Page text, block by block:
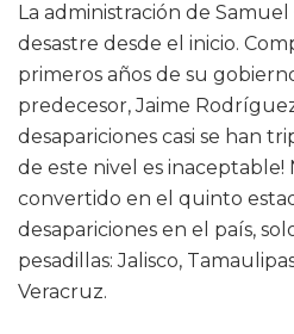
La administración de
desastre desde el inicio.
primeros años de su
predecesor, Jaime
desapariciones casi se han
de este nivel es inaceptable!
convertido en el quinto
desapariciones en el país,
pesadillas: Jalisco,
Veracruz.